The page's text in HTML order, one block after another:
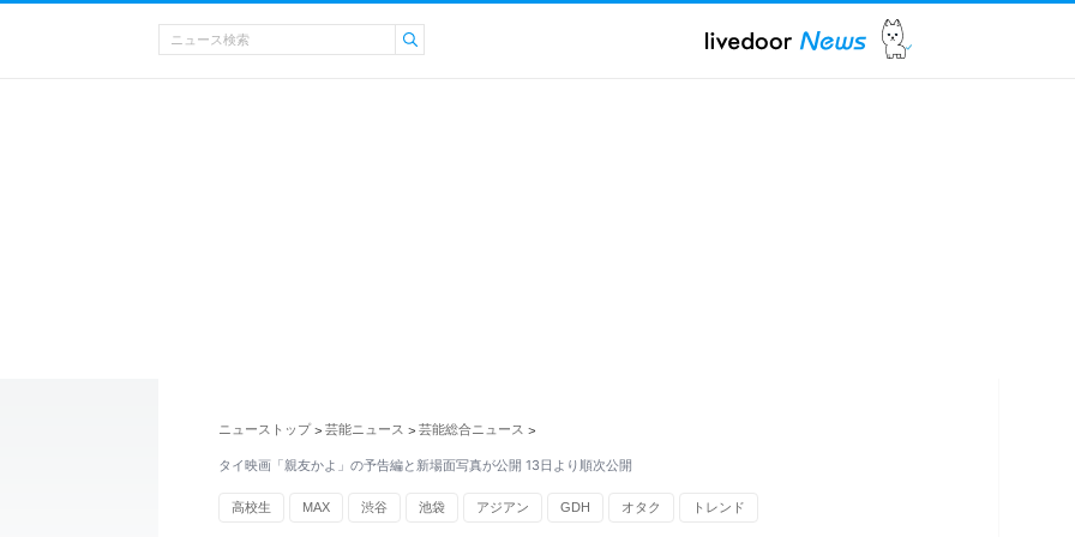
ニューストップ > 芸能ニュース > 芸能総合ニュース >
タイ映画「親友かよ」の予告編と新場面写真が公開 13日より順次公開
高校生 MAX 渋谷 池袋 アジアン GDH オタク トレンド